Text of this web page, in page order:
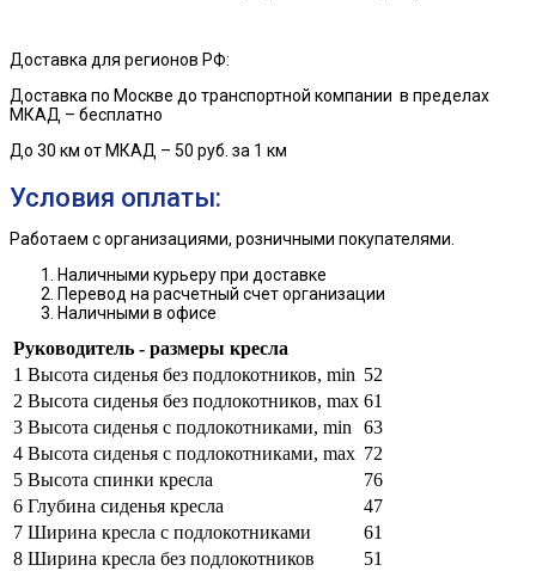
Доставка для регионов РФ:
Доставка по Москве до транспортной компании в пределах
МКАД – бесплатно
До 30 км от МКАД – 50 руб. за 1 км
Условия оплаты:
Работаем с организациями, розничными покупателями.
Наличными курьеру при доставке
Перевод на расчетный счет организации
Наличными в офисе
Руководитель - размеры кресла
1 Высота сиденья без подлокотников, min 52
2 Высота сиденья без подлокотников, max 61
3 Высота сиденья с подлокотниками, min
63
4 Высота сиденья с подлокотниками, max 72
5 Высота спинки кресла
76
6 Глубина сиденья кресла
47
7 Ширина кресла с подлокотниками
61
8 Ширина кресла без подлокотников
51